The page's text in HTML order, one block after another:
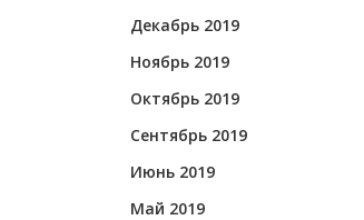
Декабрь 2019
Ноябрь 2019
Октябрь 2019
Сентябрь 2019
Июнь 2019
Май 2019